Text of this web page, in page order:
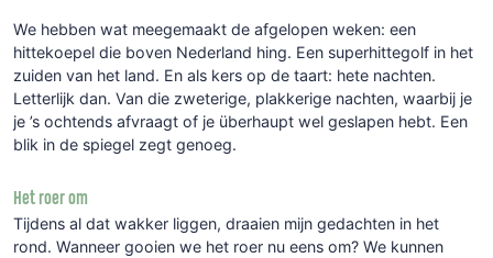
We hebben wat meegemaakt de afgelopen weken: een
hittekoepel die boven Nederland hing. Een superhittegolf in het
zuiden van het land. En als kers op de taart: hete nachten.
Letterlijk dan. Van die zweterige, plakkerige nachten, waarbij je
je ’s ochtends afvraagt of je überhaupt wel geslapen hebt. Een
blik in de spiegel zegt genoeg.
Het roer om
Tijdens al dat wakker liggen, draaien mijn gedachten in het
rond. Wanneer gooien we het roer nu eens om? We kunnen